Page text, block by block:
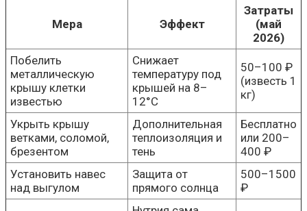
Мера Эффект
Затраты
(май
2026)
Побелить
металлическую
крышу клетки
известью
Снижает
температуру под
крышей на 8–
12°C
50–100 ₽
(известь 1
кг)
Укрыть крышу
ветками, соломой,
брезентом
Дополнительная
теплоизоляция и
тень
Бесплатно
или 200–
400 ₽
Установить навес
над выгулом
Защита от
прямого солнца
500–1500
₽